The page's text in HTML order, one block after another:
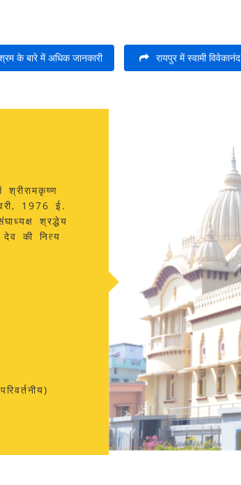
के बारे में अधिक जानकारी रायपुर में स्वामी विवेकानंद
1976 ई.
श्रद्धेय
देव की नित्य